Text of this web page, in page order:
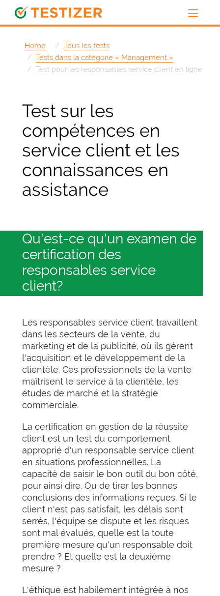
Home
Tous les tests
Tests dans la catégorie « Management »
Test pour les responsables service client en ligne
Test sur les
compétences en
service client et les
connaissances en
assistance
Qu'est-ce qu'un examen de
certification des
responsables service
client?
Les responsables service client travaillent
dans les secteurs de la vente, du
marketing et de la publicité, où ils gèrent
l'acquisition et le développement de la
clientèle. Ces professionnels de la vente
maîtrisent le service à la clientèle, les
études de marché et la stratégie
commerciale.
La certification en gestion de la réussite
client est un test du comportement
approprié d'un responsable service client
en situations professionnelles. La
capacité de saisir le bon outil du bon côté,
pour ainsi dire. Ou de tirer les bonnes
conclusions des informations reçues. Si le
client n'est pas satisfait, les délais sont
serrés, l'équipe se dispute et les risques
sont mal évalués, quelle est la toute
première mesure qu'un responsable doit
prendre ? Et quelle est la deuxième
mesure ?
L'éthique est habilement intégrée à nos